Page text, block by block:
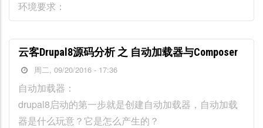
环境要求：
云客Drupal8源码分析 之 自动加载器与Composer
周二, 09/20/2016 - 17:36
自动加载器：
drupal8启动的第一步就是创建自动加载器，自动加载
器是什么玩意？它是怎么产生的？